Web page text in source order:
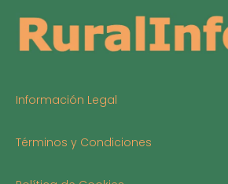
Información Legal
Términos y Condiciones